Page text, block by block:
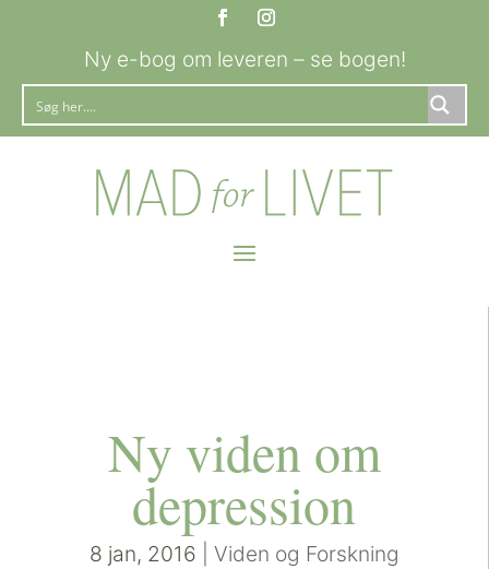
Ny e-bog om leveren – se bogen!
Ny viden om
depression
8 jan, 2016 Viden og Forskning